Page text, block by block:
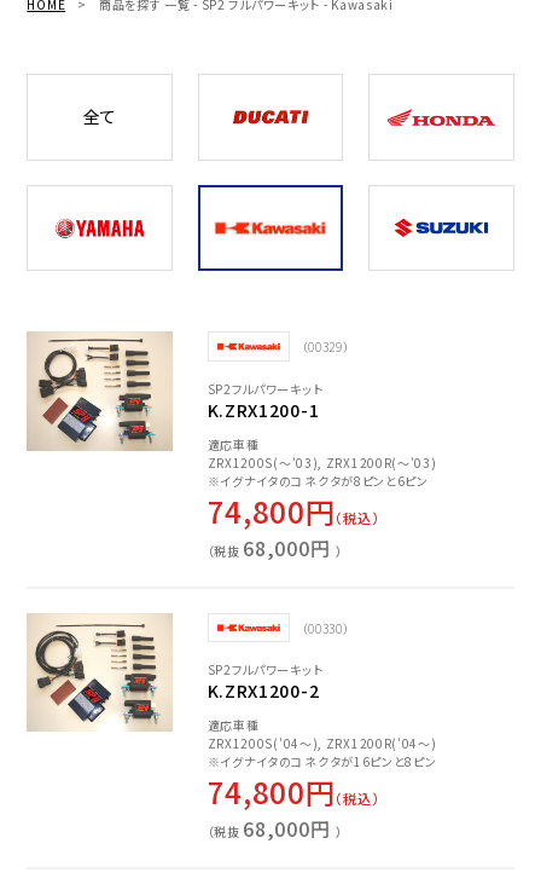
HOME 商品を探す 一覧
全て
（00329）
SP2フルパワーキット
K.ZRX1200-1
適応車種
ZRX1200S(～'03), ZRX1200R(～'03)
※イグナイタのコネクタが8ピンと6ピン
74,800円（税込）
（税抜 68,000円 ）
（00330）
SP2フルパワーキット
K.ZRX1200-2
適応車種
ZRX1200S('04～), ZRX1200R('04～)
※イグナイタのコネクタが16ピンと8ピン
74,800円（税込）
（税抜 68,000円 ）